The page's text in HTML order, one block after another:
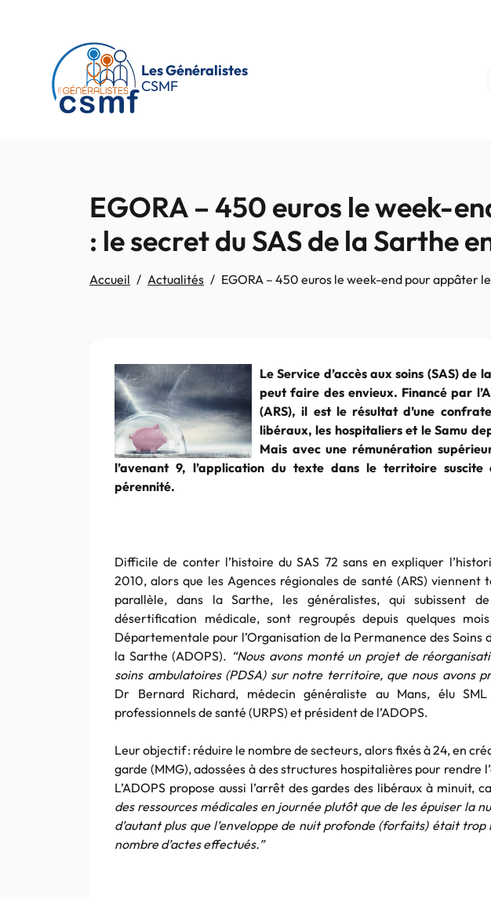
Les Généralistes
CSMF
EGORA – 450 euros le week-
: le secret du SAS de la Sarthe
Accueil Actualités EGORA – 450 euros le week-end pour appâter
Le Service d’accès aux soins (SAS) de
peut faire des envieux. Financé par
(ARS), il est le résultat d’une
libéraux, les hospitaliers et le Samu
Mais avec une rémunération
l’avenant 9, l’application du texte dans le territoire suscite
pérennité.
Difficile de conter l’histoire du SAS 72 sans en expliquer
2010, alors que les Agences régionales de santé (ARS) viennent
parallèle, dans la Sarthe, les généralistes, qui subissent
désertification médicale, sont regroupés depuis quelques
Départementale pour l’Organisation de la Permanence des Soins
la Sarthe (ADOPS). “Nous avons monté un projet de
soins ambulatoires (PDSA) sur notre territoire, que nous avons
Dr Bernard Richard, médecin généraliste au Mans, élu
professionnels de santé (URPS) et président de l’ADOPS.
Leur objectif : réduire le nombre de secteurs, alors fixés à 24, en
garde (MMG), adossées à des structures hospitalières pour rendre
L’ADOPS propose aussi l’arrêt des gardes des libéraux à minuit,
des ressources médicales en journée plutôt que de les épuiser la
d’autant plus que l’enveloppe de nuit profonde (forfaits) était
nombre d’actes effectués.”